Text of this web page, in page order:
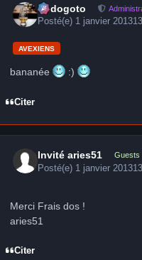
frédogoto
Posté(e) 1 janvier 2013
AVEXIENS
bananée :)
Citer
Invité aries51 Guests
Posté(e) 1 janvier 2013
Merci Frais dos !
aries51
Citer